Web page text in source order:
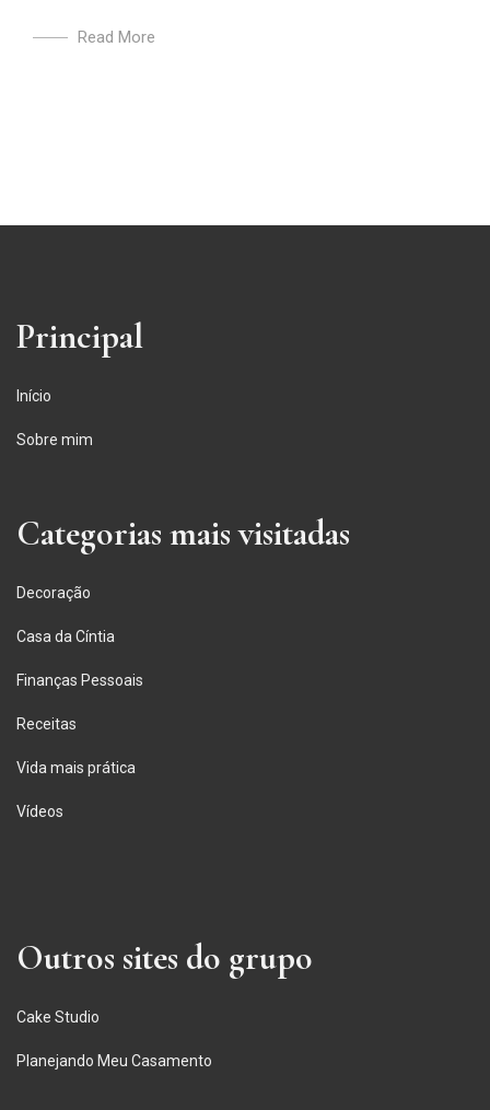
Read More
Principal
Início
Sobre mim
Categorias mais visitadas
Decoração
Casa da Cíntia
Finanças Pessoais
Receitas
Vida mais prática
Vídeos
Outros sites do grupo
Cake Studio
Planejando Meu Casamento